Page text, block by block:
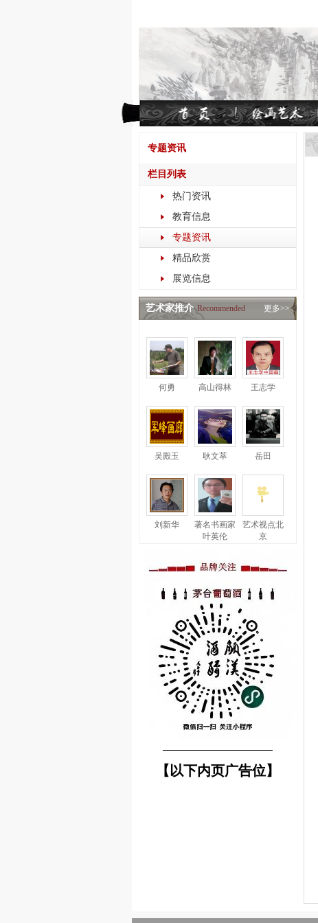
专题资讯
栏目列表
热门资讯
教育信息
专题资讯
精品欣赏
展览信息
艺术家推介 Recommended 更多>>
何勇 高山得林 王志学
吴殿玉 耿文萃 岳田
刘新华
著名书画家
叶英伦
艺术视点北
京
────────────────
【以下内页广告位】